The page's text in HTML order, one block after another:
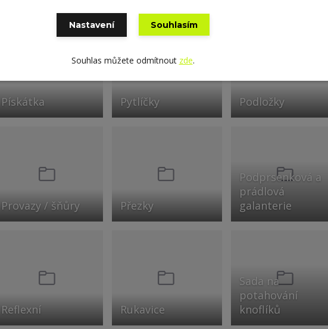
Pískátka Pytlíčky Podložky
Provazy / šňůry Přezky
Podprsenková a
prádlová
galanterie
Reflexní Rukavice
Sada na
potahování
knoflíků
Nastavení Souhlasím
Souhlas můžete odmítnout zde.